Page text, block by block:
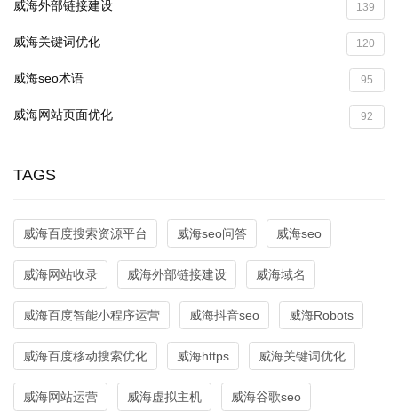
威海外部链接建设 139
威海关键词优化 120
威海seo术语 95
威海网站页面优化 92
TAGS
威海百度搜索资源平台 威海seo问答 威海seo
威海网站收录 威海外部链接建设 威海域名
威海百度智能小程序运营 威海抖音seo 威海Robots
威海百度移动搜索优化 威海https 威海关键词优化
威海网站运营 威海虚拟主机 威海谷歌seo